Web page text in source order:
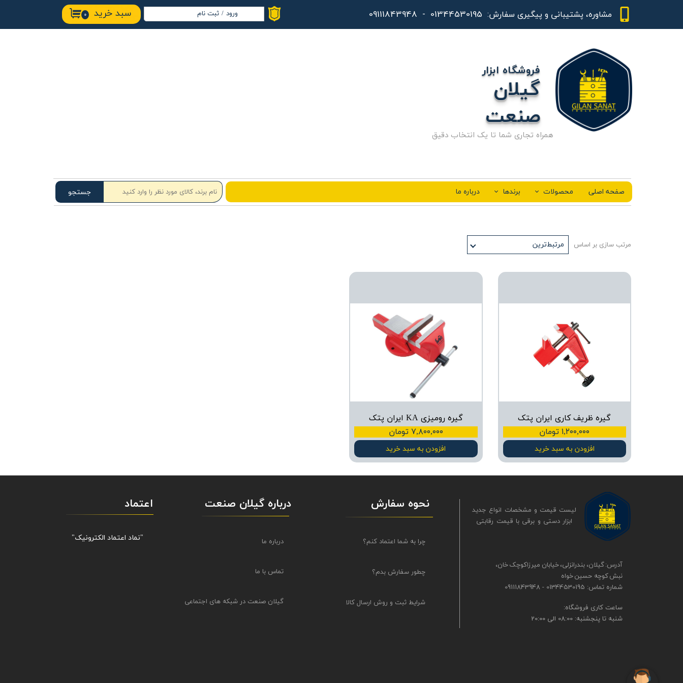
مشاوره، پشتیبانی و پیگیری سفارش:01344530195 - 09111843948 ۰ سبد خرید ورود / ثبت نام
حساب کاربری من
جستجو صفحه اصلی محصولات برندها درباره ما
گیلان
صنعت
فروشگاه ابزار
همراه تجاری شما تا یک انتخاب دقیق
مرتب سازی بر اساس مرتبط‌ترین
گیره ظریف کاری ایران پتک
۱,۲۰۰,۰۰۰ تومان
افزودن به سبد خرید
گیره رومیزی KA ایران پتک
۷,۸۰۰,۰۰۰ تومان
افزودن به سبد خرید
​​ساعت کاری فروشگاه:
شنبه تا پنجشنبه: 08:00 الی 20:00
آدرس: گیلان، بندرانزلی، خیابان میرزاکوچک خان،
نبش کوچه حسین خواه
شماره تماس: 01344530195 - 09111843948
لیست قیمت و مشخصات انواع جدید
ابزار دستی و برقی ​​​​​​​با قیمت رقابتی
نحوه سفارش
چرا به شما اعتماد کنم؟
چطور سفارش بدم؟
شرایط ثبت و روش ارسال کالا
اعتماد
"نماد اعتماد الکترونیک​​​​​​​"
درباره گیلان صنعت
درباره ما
تماس با ما
گیلان صنعت در شبکه های اجتماعی